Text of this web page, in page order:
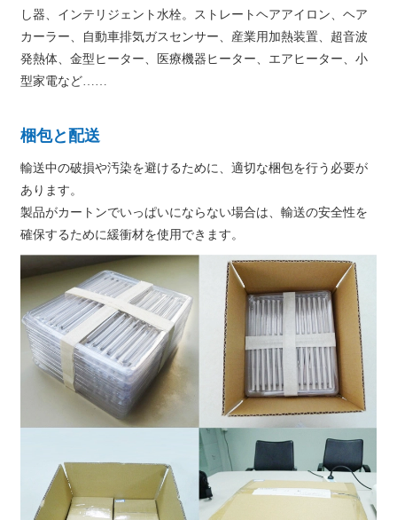
し器、インテリジェント水栓。ストレートヘアアイロン、ヘア
カーラー、自動車排気ガスセンサー、産業用加熱装置、超音波
発熱体、金型ヒーター、医療機器ヒーター、エアヒーター、小
型家電など……
梱包と配送
輸送中の破損や汚染を避けるために、適切な梱包を行う必要が
あります。
製品がカートンでいっぱいにならない場合は、輸送の安全性を
確保するために緩衝材を使用できます。